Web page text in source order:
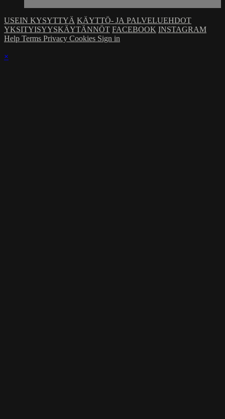
USEIN KYSYTTYÄ KÄYTTÖ- JA PALVELUEHDOT
YKSITYISYYSKÄYTÄNNÖT FACEBOOK INSTAGRAM
Help Terms Privacy Cookies Sign in
×